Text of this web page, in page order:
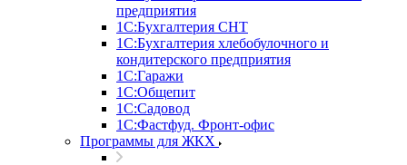
предприятия
1С:Бухгалтерия СНТ
1С:Бухгалтерия хлебобулочного и
кондитерского предприятия
1С:Гаражи
1С:Общепит
1С:Садовод
1С:Фастфуд. Фронт-офис
Программы для ЖКХ